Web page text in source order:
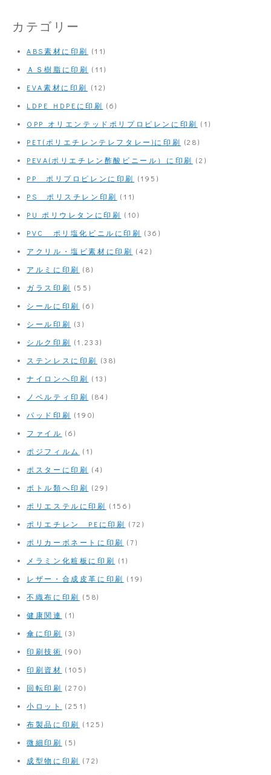
カテゴリー
ABS素材に印刷 (11)
ＡＳ樹脂に印刷 (11)
EVA素材に印刷 (12)
LDPE HDPEに印刷 (6)
OPP オリエンテッドポリプロピレンに印刷 (1)
PET(ポリエチレンテレフタレー)に印刷 (28)
PEVA(ポリエチレン酢酸ビニール）に印刷 (2)
PP ポリプロピレンに印刷 (195)
PS ポリスチレン印刷 (11)
PU ポリウレタンに印刷 (10)
PVC ポリ塩化ビニルに印刷 (36)
アクリル・塩ビ素材に印刷 (42)
アルミに印刷 (8)
ガラス印刷 (55)
シールに印刷 (6)
シール印刷 (3)
シルク印刷 (1,233)
ステンレスに印刷 (38)
ナイロンへ印刷 (13)
ノベルティ印刷 (84)
パッド印刷 (190)
ファイル (6)
ポジフィルム (1)
ポスターに印刷 (4)
ボトル類へ印刷 (29)
ポリエステルに印刷 (156)
ポリエチレン PEに印刷 (72)
ポリカーボネートに印刷 (7)
メラミン化粧板に印刷 (1)
レザー・合成皮革に印刷 (19)
不織布に印刷 (58)
健康関連 (1)
傘に印刷 (3)
印刷技術 (90)
印刷資材 (105)
回転印刷 (270)
小ロット
(251)
布製品に印刷 (125)
微細印刷 (5)
成型物に印刷 (72)